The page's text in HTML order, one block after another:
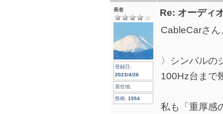
長老
登録日:
2023/4/26
居住地:
投稿: 1554
Re: オーディ
CableCarさ
〉シンバルの
100Hz台まで
私も「重厚感